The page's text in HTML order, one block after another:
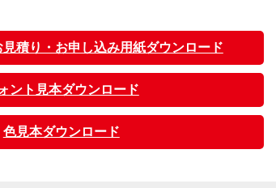
積り・お申し込み用紙ダウンロード
ント見本ダウンロード
色見本ダウンロード